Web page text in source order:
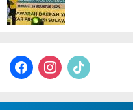
facebookinstagram
tiktok